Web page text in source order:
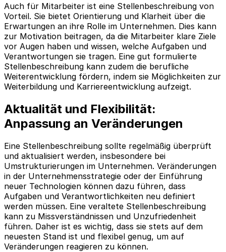
Auch für Mitarbeiter ist eine Stellenbeschreibung von
Vorteil. Sie bietet Orientierung und Klarheit über die
Erwartungen an ihre Rolle im Unternehmen. Dies kann
zur Motivation beitragen, da die Mitarbeiter klare Ziele
vor Augen haben und wissen, welche Aufgaben und
Verantwortungen sie tragen. Eine gut formulierte
Stellenbeschreibung kann zudem die berufliche
Weiterentwicklung fördern, indem sie Möglichkeiten zur
Weiterbildung und Karriereentwicklung aufzeigt.
Aktualität und Flexibilität:
Anpassung an Veränderungen
Eine Stellenbeschreibung sollte regelmäßig überprüft
und aktualisiert werden, insbesondere bei
Umstrukturierungen im Unternehmen. Veränderungen
in der Unternehmensstrategie oder der Einführung
neuer Technologien können dazu führen, dass
Aufgaben und Verantwortlichkeiten neu definiert
werden müssen. Eine veraltete Stellenbeschreibung
kann zu Missverständnissen und Unzufriedenheit
führen. Daher ist es wichtig, dass sie stets auf dem
neuesten Stand ist und flexibel genug, um auf
Veränderungen reagieren zu können.